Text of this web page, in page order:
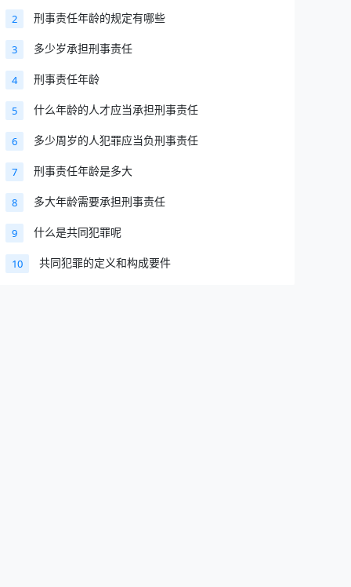
2 刑事责任年龄的规定有哪些
3 多少岁承担刑事责任
4 刑事责任年龄
5 什么年龄的人才应当承担刑事责任
6 多少周岁的人犯罪应当负刑事责任
7 刑事责任年龄是多大
8 多大年龄需要承担刑事责任
9 什么是共同犯罪呢
10 共同犯罪的定义和构成要件